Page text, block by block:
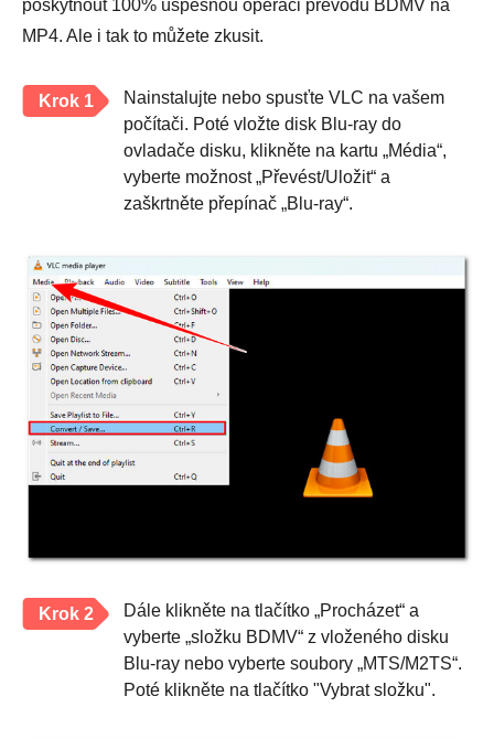
poskytnout 100% úspěšnou operaci převodu BDMV na
MP4. Ale i tak to můžete zkusit.
Krok 1
Nainstalujte nebo spusťte VLC na vašem
počítači. Poté vložte disk Blu-ray do
ovladače disku, klikněte na kartu „Média“,
vyberte možnost „Převést/Uložit“ a
zaškrtněte přepínač „Blu-ray“.
Krok 2
Dále klikněte na tlačítko „Procházet“ a
vyberte „složku BDMV“ z vloženého disku
Blu-ray nebo vyberte soubory „MTS/M2TS“.
Poté klikněte na tlačítko "Vybrat složku".